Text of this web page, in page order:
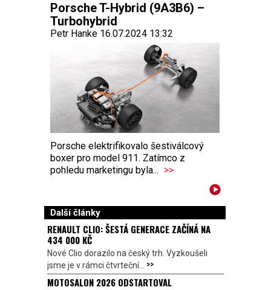
Porsche T-Hybrid (9A3B6) –
Turbohybrid
Petr Hanke 16.07.2024 13:32
Porsche elektrifikovalo šestiválcový
boxer pro model 911. Zatímco z
pohledu marketingu byla... >>
Další články
RENAULT CLIO: ŠESTÁ GENERACE ZAČÍNÁ NA
434 000 KČ
Nové Clio dorazilo na český trh. Vyzkoušeli
jsme je v rámci čtvrteční... >>
MOTOSALON 2026 ODSTARTOVAL